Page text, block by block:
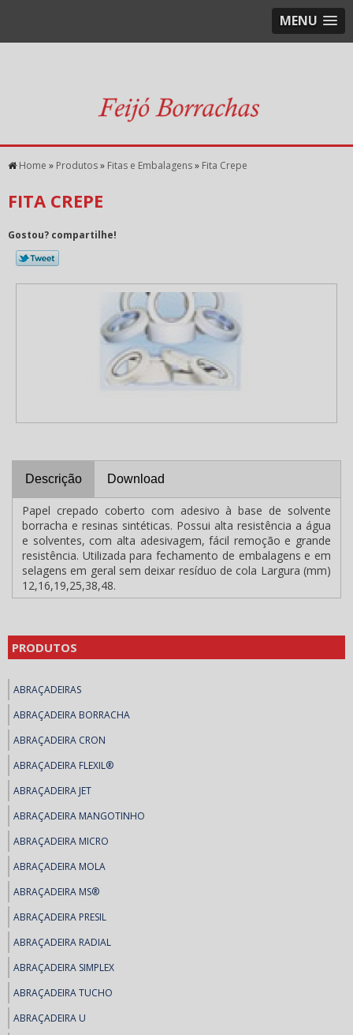
MENU
Home » Produtos» Fitas e Embalagens» Fita Crepe
FITA CREPE
Gostou? compartilhe!
Descrição Download
Papel crepado coberto com adesivo à base de solvente
borracha e resinas sintéticas. Possui alta resistência a água
e solventes, com alta adesivagem, fácil remoção e grande
resistência. Utilizada para fechamento de embalagens e em
selagens em geral sem deixar resíduo de cola Largura (mm)
12,16,19,25,38,48.
PRODUTOS
ABRAÇADEIRAS
ABRAÇADEIRA BORRACHA
ABRAÇADEIRA CRON
ABRAÇADEIRA FLEXIL®
ABRAÇADEIRA JET
ABRAÇADEIRA MANGOTINHO
ABRAÇADEIRA MICRO
ABRAÇADEIRA MOLA
ABRAÇADEIRA MS®
ABRAÇADEIRA PRESIL
ABRAÇADEIRA RADIAL
ABRAÇADEIRA SIMPLEX
ABRAÇADEIRA TUCHO
ABRAÇADEIRA U